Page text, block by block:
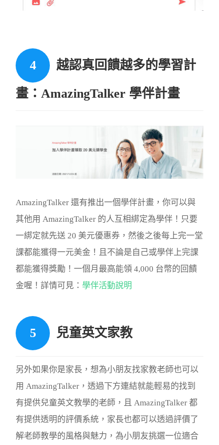
越認真回饋越多的學習計
畫：AmazingTalker 學伴計畫
AmazingTalker 還有推出一個學伴計畫，你可以與
其他用 AmazingTalker 的人互相綁定為學伴！只要
一綁定就先送 20 美元優惠券，然後之後每上完一堂
課都能獲得一元美金！且不論是自己或學伴上完課
都能獲得獎勵！一個月最高能領 4,000 台幣的回饋
金喔！詳情可見： 學伴活動說明
兒童英文家教
另外如果你是家長，想為小朋友找家教老師也可以
用 AmazingTalker，透過下方連結就能輕易的找到
有提供兒童英文教學的老師，且 AmazingTalker 都
有提供透明的評價系統，家長也都可以透過評價了
解老師教學的風格與魅力，為小朋友挑選一位適合